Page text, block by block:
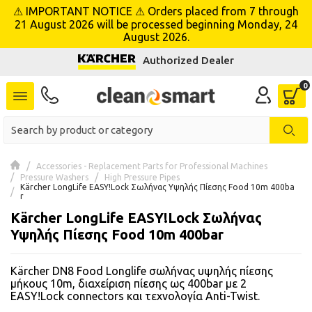
menu
⚠ IMPORTANT NOTICE ⚠ Orders placed from 7 through
21 August 2026 will be processed beginning Monday, 24
August 2026.
Authorized Dealer
Accessories - Replacement Parts for Professional Machines
Pressure Washers
High Pressure Pipes
Kärcher LongLife EASY!Lock Σωλήνας Υψηλής Πίεσης Food 10m 400ba
r
Kärcher LongLife EASY!Lock Σωλήνας
Υψηλής Πίεσης Food 10m 400bar
Kärcher DN8 Food Longlife σωλήνας υψηλής πίεσης
μήκους 10m, διαχείριση πίεσης ως 400bar με 2
EASY!Lock connectors και τεχνολογία Anti-Twist.